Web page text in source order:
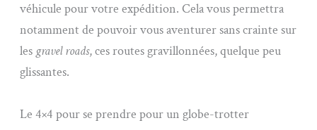
véhicule pour votre expédition. Cela vous permettra
notamment de pouvoir vous aventurer sans crainte sur
les gravel roads, ces routes gravillonnées, quelque peu
glissantes.
Le 4×4 pour se prendre pour un globe-trotter